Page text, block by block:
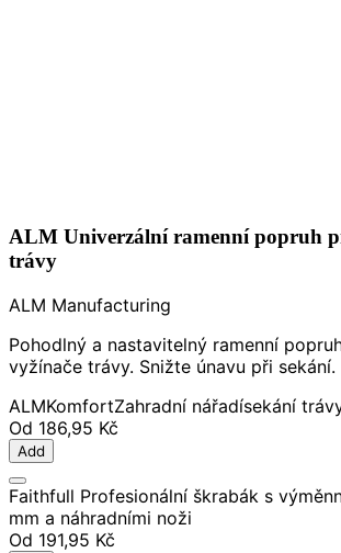
ALM Univerzální ramenní popruh
trávy
ALM Manufacturing
Pohodlný a nastavitelný ramenní
vyžínače trávy. Snižte únavu při sekání.
ALMKomfortZahradní nářadísekání
Od 186,95 Kč
Add
Faithfull Profesionální škrabák s
mm a náhradními noži
Od 191,95 Kč